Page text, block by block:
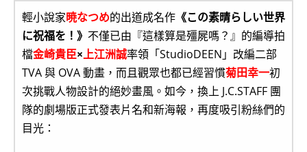
輕小說家暁なつめ的出道成名作 《この素晴らしい世界
に祝福を！》 不僅已由『這樣算是殭屍嗎？』的編導拍
檔金崎貴臣×上江洲誠率領「StudioDEEN」改編二部
TVA 與 OVA 動畫，而且觀眾也都已經習慣菊田幸一初
次挑戰人物設計的絕妙畫風。如今，換上 J.C.STAFF 團
隊的劇場版正式發表片名和新海報，再度吸引粉絲們的
目光：